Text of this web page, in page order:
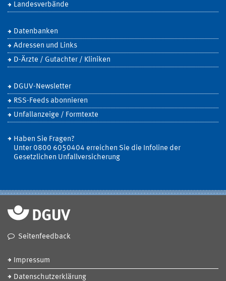
Landesverbände
Datenbanken
Adressen und Links
D-Ärzte / Gutachter / Kliniken
DGUV-Newsletter
RSS-Feeds abonnieren
Unfallanzeige / Formtexte
Haben Sie Fragen?
Unter 0800 6050404 erreichen Sie die Infoline der
Gesetzlichen Unfallversicherung
Seitenfeedback
Impressum
Datenschutzerklärung